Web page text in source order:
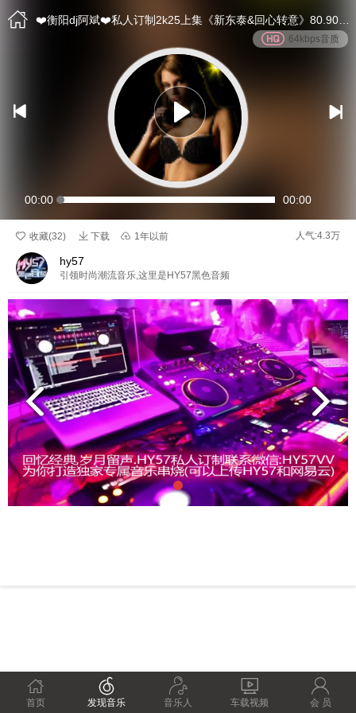

64kbps音质
 
00:00 00:00
 收藏(32)  下载  1年以前 人气:4.3万
hy57
引领时尚潮流音乐,这里是HY57黑色音频

首页

发现音乐

音乐人

车载视频

会 员